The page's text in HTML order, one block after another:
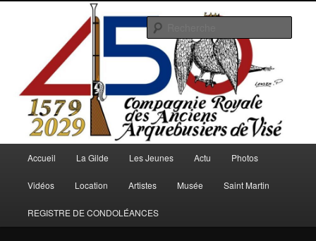
Arquebusiers.eu
Accueil La Gilde Les Jeunes Actu Photos
Vidéos Location Artistes Musée Saint Martin
REGISTRE DE CONDOLÉANCES